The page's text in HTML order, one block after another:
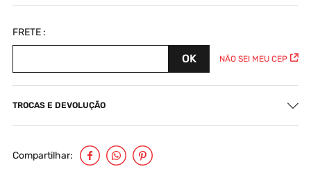
NÃO SEI MEU CEP
TROCAS E DEVOLUÇÃO
Compartilhar